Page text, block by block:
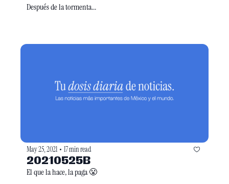
May 25, 2021 • 17 min read
20210525B
El que la hace, la paga 😤